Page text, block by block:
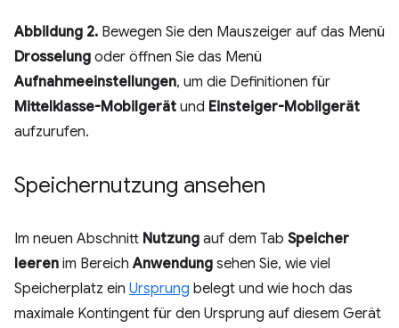
Abbildung 2. Bewegen Sie den Mauszeiger auf das Menü
Drosselung oder öffnen Sie das Menü
Aufnahmeeinstellungen, um die Definitionen für
Mittelklasse-Mobilgerät und Einsteiger-Mobilgerät
aufzurufen.
Speichernutzung ansehen
Im neuen Abschnitt Nutzung auf dem Tab Speicher
leeren im BereichAnwendung sehen Sie, wie viel
Speicherplatz ein Ursprung belegt und wie hoch das
maximale Kontingent für den Ursprung auf diesem Gerät